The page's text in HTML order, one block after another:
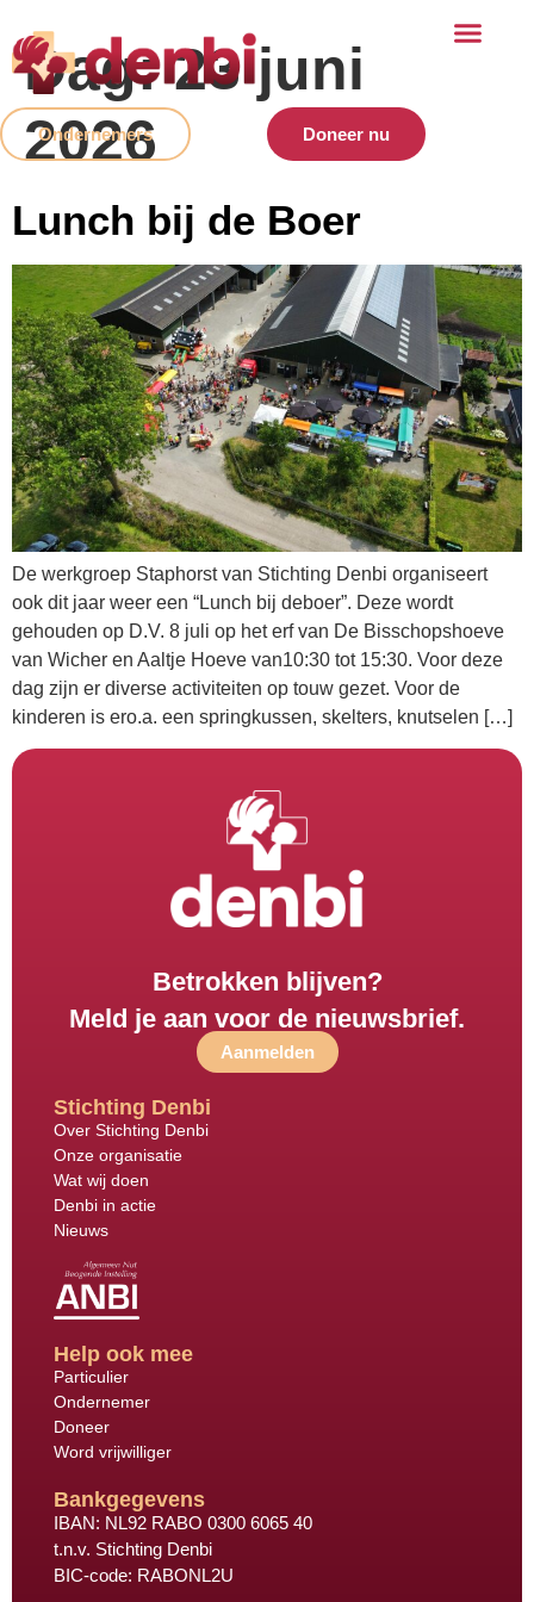
Ondernemers Doneer nu
Dag:23 juni
2026
Lunch bij de Boer
De werkgroep Staphorst van Stichting Denbi organiseert
ook dit jaar weer een “Lunch bij deboer”. Deze wordt
gehouden op D.V. 8 juli op het erf van De Bisschopshoeve
van Wicher en Aaltje Hoeve van10:30 tot 15:30. Voor deze
dag zijn er diverse activiteiten op touw gezet. Voor de
kinderen is ero.a. een springkussen, skelters, knutselen […]
Betrokken blijven?
Meld je aan voor de nieuwsbrief.
Aanmelden
Stichting Denbi
Over Stichting Denbi
Onze organisatie
Wat wij doen
Denbi in actie
Nieuws
Help ook mee
Particulier
Ondernemer
Doneer
Word vrijwilliger
Bankgegevens
IBAN: NL92 RABO 0300 6065 40
t.n.v. Stichting Denbi
BIC-code: RABONL2U